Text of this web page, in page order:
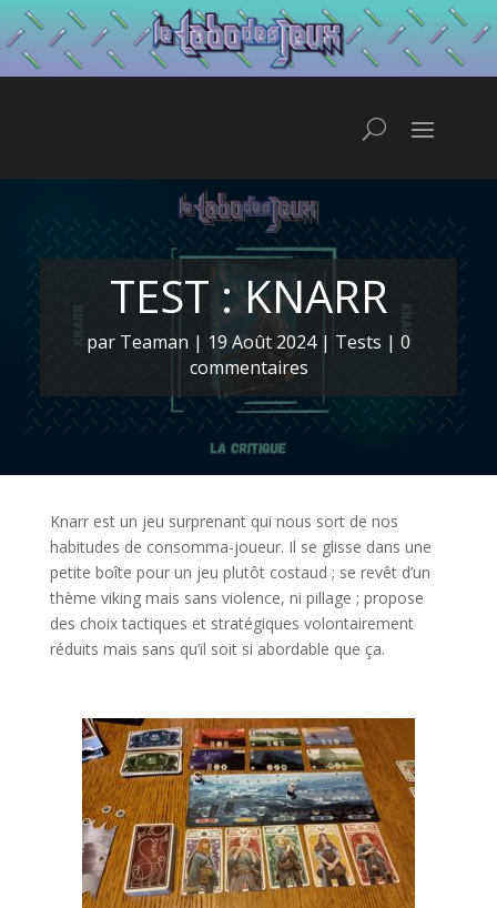
TEST : KNARR
par Teaman | 19 Août 2024| Tests | 0
commentaires
Knarr est un jeu surprenant qui nous sort de nos
habitudes de consomma-joueur. Il se glisse dans une
petite boîte pour un jeu plutôt costaud ; se revêt d’un
thème viking mais sans violence, ni pillage ; propose
des choix tactiques et stratégiques volontairement
réduits mais sans qu’il soit si abordable que ça.